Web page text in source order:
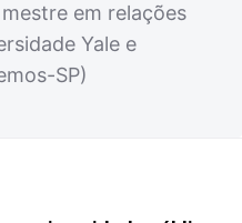
em relações
Yale e
SP)